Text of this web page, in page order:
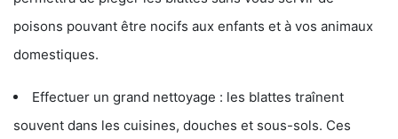
poisons pouvant être nocifs aux enfants et à vos animaux
domestiques.
Effectuer un grand nettoyage : les blattes traînent
souvent dans les cuisines, douches et sous-sols. Ces